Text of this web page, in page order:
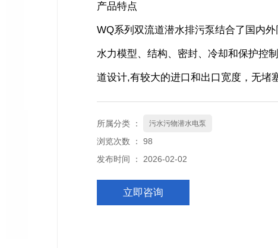
产品特点
WQ系列双流道潜水排污泵结合了国内
水力模型、结构、密封、冷却和保护控
道设计,有较大的进口和出口宽度，无堵
所属分类 ： 污水污物潜水电泵
浏览次数 ： 98
发布时间 ： 2026-02-02
立即咨询